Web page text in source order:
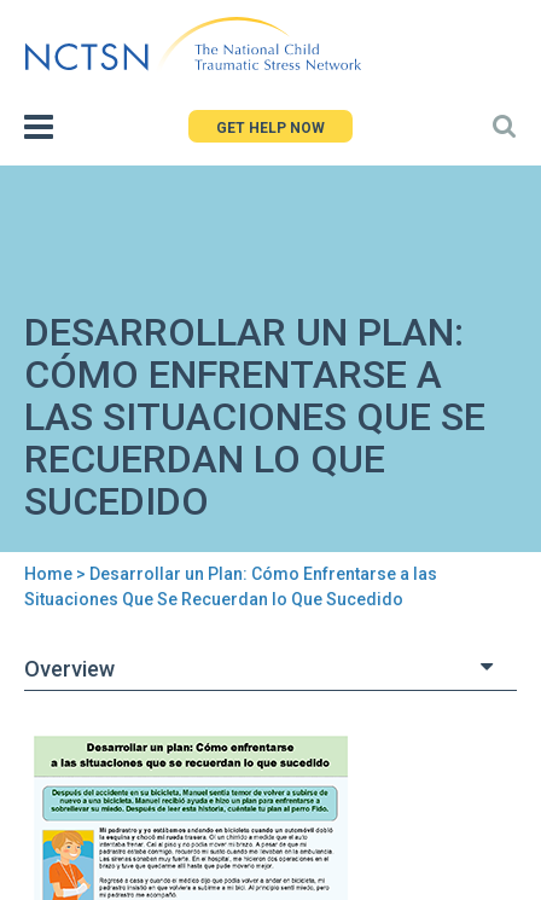
to
GET HELP NOW
DESARROLLAR UN PLAN:
CÓMO ENFRENTARSE A
LAS SITUACIONES QUE SE
RECUERDAN LO QUE
SUCEDIDO
You
here
Home > Desarrollar un Plan: Cómo Enfrentarse a las
Situaciones Que Se Recuerdan lo Que Sucedido
Overview
to
top
Desarrollar
un
Plan:
Cómo
Enfrentarse